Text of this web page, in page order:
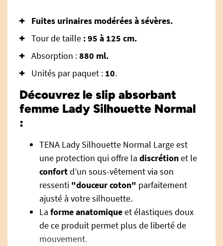
Fuites urinaires modérées à sévères.
Tour de taille : 95 à 125 cm.
Absorption :880 ml.
Unités par paquet : 10.
Découvrez le slip absorbant
femme Lady Silhouette Normal
:
TENA Lady Silhouette Normal Large est
une protection qui offre la discrétionet le
confortd’un sous-vêtement via son
ressenti "douceur coton" parfaitement
ajusté à votre silhouette.
La forme anatomiqueet élastiques doux
de ce produit permet plus de liberté de
mouvement.